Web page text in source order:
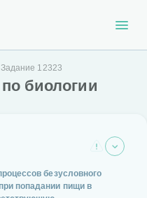
Задание 12323
биологии
безусловного
попадании пищи в